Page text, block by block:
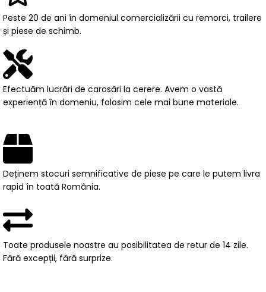
Peste 20 de ani în domeniul comercializării cu remorci, trailere
și piese de schimb.
Efectuăm lucrări de carosări la cerere. Avem o vastă
experiență în domeniu, folosim cele mai bune materiale.
Deținem stocuri semnificative de piese pe care le putem livra
rapid în toată România.
Toate produsele noastre au posibilitatea de retur de 14 zile.
Fără excepții, fără surprize.